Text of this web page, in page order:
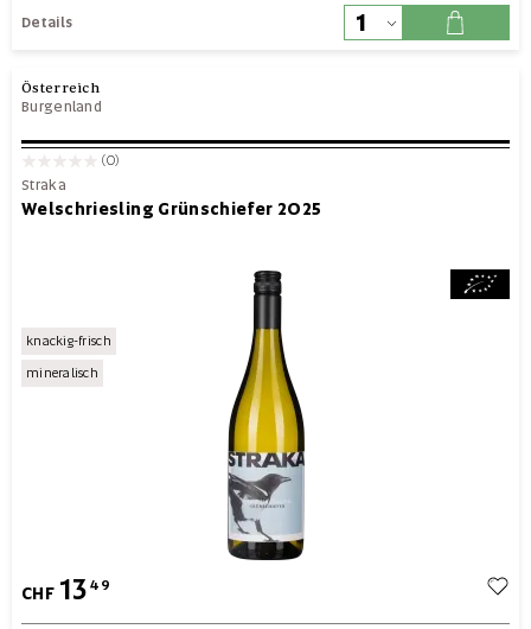
Details
Österreich
Burgenland
(0)
Straka
Welschriesling Grünschiefer 2025
knackig-frisch
mineralisch
CHF 1349